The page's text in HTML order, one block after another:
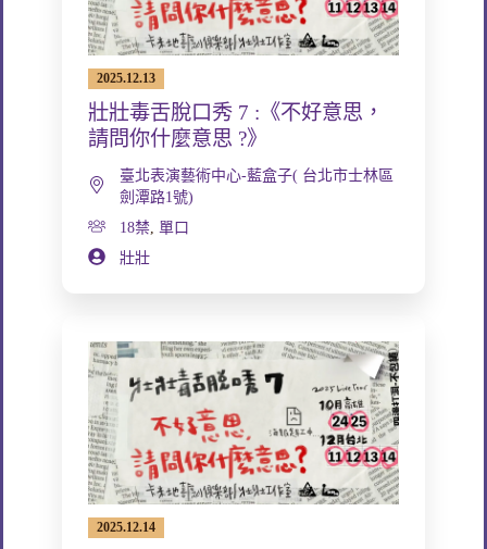
2025.12.13
壯壯毒舌脫口秀 7 :《不好意思，
請問你什麼意思 ?》
臺北表演藝術中心-藍盒子( 台北市士林區
劍潭路1號)
18禁, 單口
壯壯
2025.12.14